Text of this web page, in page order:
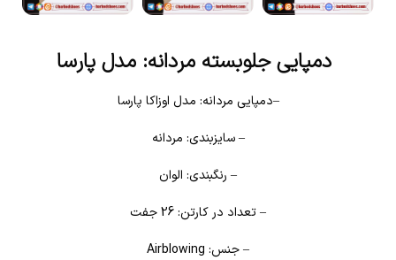
دمپایی جلوبسته مردانه: مدل پارسا
–دمپایی مردانه: مدل اوزاکا پارسا
– سایزبندی: مردانه
– رنگبندی: الوان
– تعداد در کارتن: 26 جفت
– جنس: Airblowing